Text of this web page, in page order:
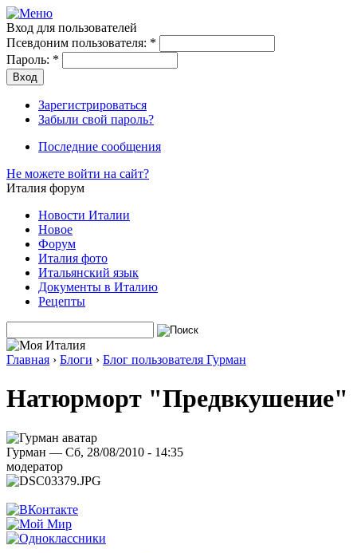
Вход для пользователей
Псевдоним пользователя: *
Пароль: *
Зарегистрироваться
Забыли свой пароль?
Последние сообщения
Не можете войти на сайт?
Италия форум
Новости Италии
Новое
Форум
Италия фото
Итальянский язык
Документы в Италию
Рецепты
Главная › Блоги › Блог пользователя Гурман
Натюрморт "Предвкушение"
Гурман — Сб, 28/08/2010 - 14:35
модератор